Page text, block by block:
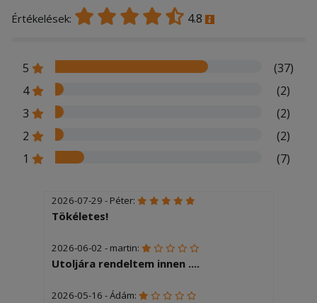
Értékelések: 4.8
5
(37)
4
(2)
3
(2)
2
(2)
1
(7)
2026-07-29 - Péter:
Tökéletes!
2026-06-02 - martin:
Utoljára rendeltem innen ....
2026-05-16 - Ádám: